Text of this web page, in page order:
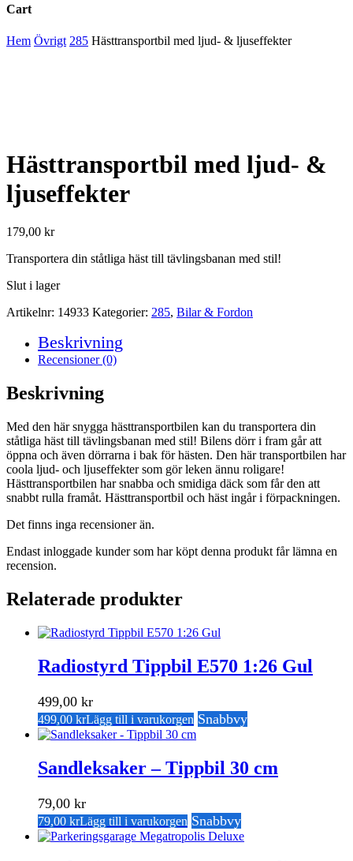
Cart
Close
Hem Övrigt 285 Hästtransportbil med ljud- & ljuseffekter
Hästtransportbil med ljud- &
ljuseffekter
179,00 kr
Transportera din ståtliga häst till tävlingsbanan med stil!
Slut i lager
Artikelnr: 14933 Kategorier: 285, Bilar & Fordon
Beskrivning
Recensioner (0)
Beskrivning
Med den här snygga hästtransportbilen kan du transportera din
ståtliga häst till tävlingsbanan med stil! Bilens dörr i fram går att
öppna och även dörrarna i bak för hästen. Den här transportbilen har
coola ljud- och ljuseffekter som gör leken ännu roligare!
Hästtransportbilen har snabba och smidiga däck som får den att
snabbt rulla framåt. Hästtransportbil och häst ingår i förpackningen.
Det finns inga recensioner än.
Endast inloggade kunder som har köpt denna produkt får lämna en
recension.
Relaterade produkter
Radiostyrd Tippbil E570 1:26 Gul
499,00 kr
499,00 krLägg till i varukorgen Snabbvy
Sandleksaker – Tippbil 30 cm
79,00 kr
79,00 krLägg till i varukorgen Snabbvy